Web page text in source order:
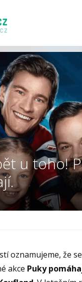
u toho!
oznamujeme, že
akce Puky